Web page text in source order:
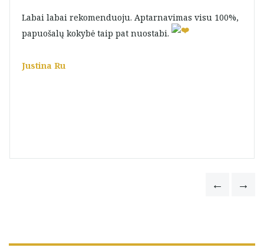
Labai labai rekomenduoju. Aptarnavimas visu 100%,
papuošalų kokybė taip pat nuostabi.
Justina Ru